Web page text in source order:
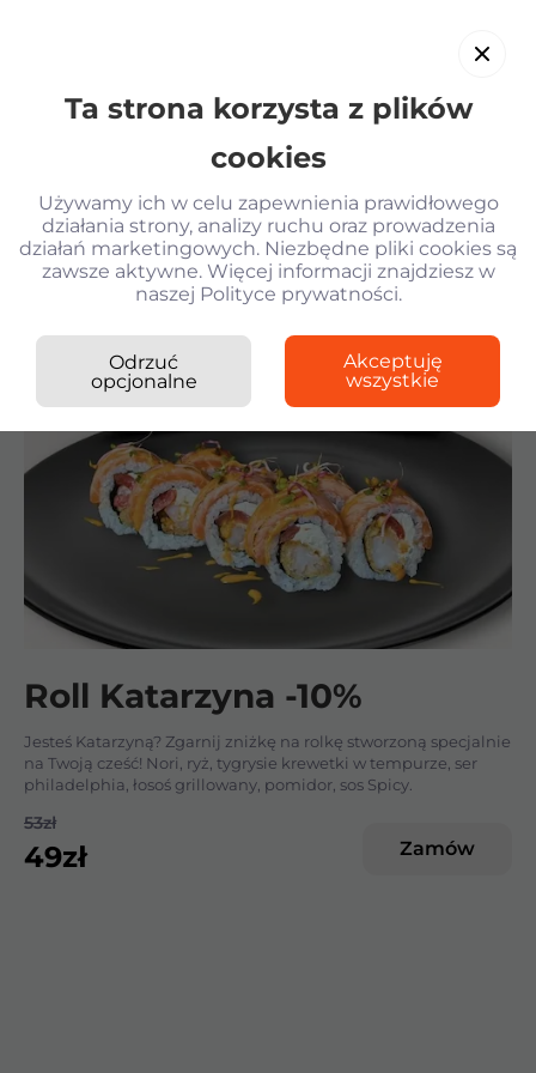
Ta strona korzysta z plików
cookies
Używamy ich w celu zapewnienia prawidłowego
działania strony, analizy ruchu oraz prowadzenia
działań marketingowych. Niezbędne pliki cookies są
zawsze aktywne. Więcej informacji znajdziesz w
naszej Polityce prywatności.
Odrzuć
opcjonalne
Akceptuję
wszystkie
Wróć
Kilogram Sushi › Rolki › Roll Katarzyna -10%
Sałatka z krewetkami i parmesanem KG
Gyoza z kurczakiem i sosem Unagi
Gunkany z tunczykiem spicy
Roll Katarzyna -10%
Roll Katarzyna -10%
Jesteś Katarzyną? Zgarnij zniżkę na rolkę stworzoną specjalnie
na Twoją cześć! Nori, ryż, tygrysie krewetki w tempurze, ser
philadelphia, łosoś grillowany, pomidor, sos Spicy.
53zł
49zł Zamów